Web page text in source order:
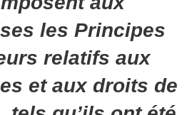
les Principes
relatifs aux
et aux droits de